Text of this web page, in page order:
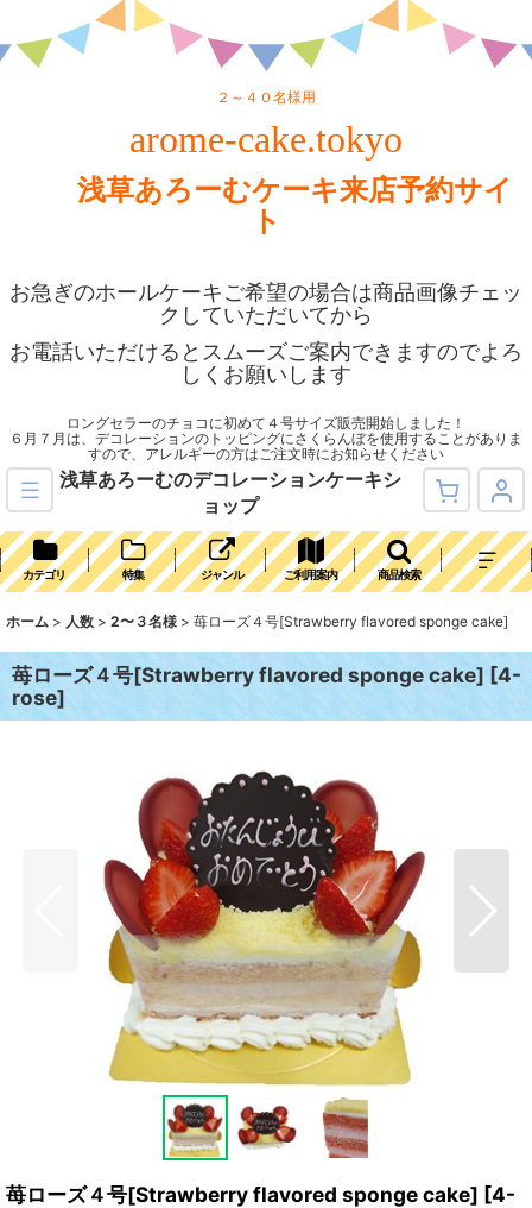
２～４０名様用
arome-cake.tokyo
浅草あろーむケーキ来店予約サイ
ト
お急ぎのホールケーキご希望の場合は商品画像チェッ
クしていただいてから
お電話いただけるとスムーズご案内できますのでよろ
しくお願いします
ロングセラーのチョコに初めて４号サイズ販売開始しました！
６月７月は、デコレーションのトッピングにさくらんぼを使用することがありま
すので、アレルギーの方はご注文時にお知らせください
浅草あろーむのデコレーションケーキシ
ョップ
カテゴリ 特集 ジャンル ご利用案内 商品検索
ホーム > 人数 > 2〜３名様 > 苺ローズ４号[Strawberry flavored sponge cake]
苺ローズ４号[Strawberry flavored sponge cake] [4-
rose]
苺ローズ４号[Strawberry flavored sponge cake] [4-